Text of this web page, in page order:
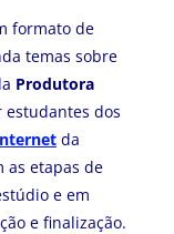
formato de
temas sobre
Produtora
estudantes dos
da
as etapas de
e em
e finalização.